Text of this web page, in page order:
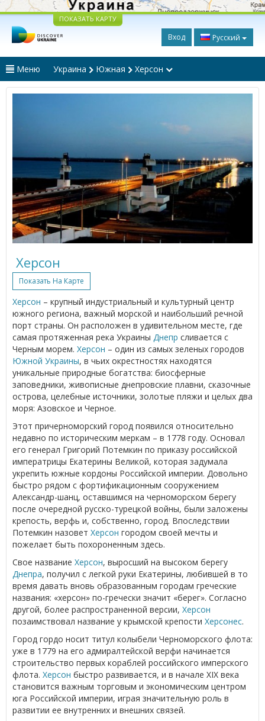
ПОКАЗАТЬ КАРТУ
Вход Русский
Меню Украина Южная Херсон
Херсон
Показать На Карте
Херсон – крупный индустриальный и культурный центр
южного региона, важный морской и наибольший речной
порт страны. Он расположен в удивительном месте, где
самая протяженная река Украины Днепр сливается с
Черным морем. Херсон – один из самых зеленых городов
Южной Украины, в чьих окрестностях находятся
уникальные природные богатства: биосферные
заповедники, живописные днепровские плавни, сказочные
острова, целебные источники, золотые пляжи и целых два
моря: Азовское и Черное.
Этот причерноморский город появился относительно
недавно по историческим меркам – в 1778 году. Основал
его генерал Григорий Потемкин по приказу российской
императрицы Екатерины Великой, которая задумала
укрепить южные кордоны Российской империи. Довольно
быстро рядом с фортификационным сооружением
Александр-шанц, оставшимся на черноморском берегу
после очередной русско-турецкой войны, были заложены
крепость, верфь и, собственно, город. Впоследствии
Потемкин назовет Херсон городом своей мечты и
пожелает быть похороненным здесь.
Свое название Херсон, выросший на высоком берегу
Днепра, получил с легкой руки Екатерины, любившей в то
время давать вновь образованным городам греческие
названия: «херсон» по-гречески значит «берег». Согласно
другой, более распространенной версии, Херсон
позаимствовал название у крымской крепости Херсонес.
Город гордо носит титул колыбели Черноморского флота:
уже в 1779 на его адмиралтейской верфи начинается
строительство первых кораблей российского имперского
флота. Херсон быстро развивается, и в начале XIX века
становится важным торговым и экономическим центром
юга Российской империи, играя значительную роль в
развитии ее внутренних и внешних связей.